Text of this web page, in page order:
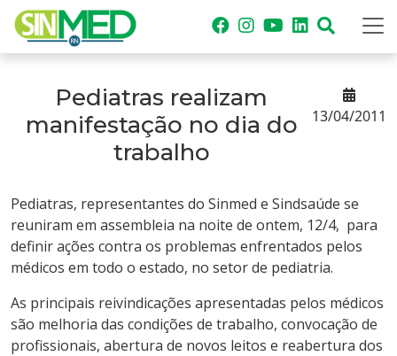
Pediatras realizam
manifestação no dia do
trabalho
13/04/2011
Pediatras, representantes do Sinmed e Sindsaúde se
reuniram em assembleia na noite de ontem, 12/4, para
definir ações contra os problemas enfrentados pelos
médicos em todo o estado, no setor de pediatria.
As principais reivindicações apresentadas pelos médicos
são melhoria das condições de trabalho, convocação de
profissionais, abertura de novos leitos e reabertura dos